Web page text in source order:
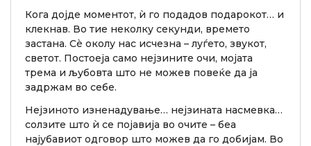
Кога дојде моментот, ѝ го подадов подарокот… и
клекнав. Во тие неколку секунди, времето
застана. Сè околу нас исчезна – луѓето, звукот,
светот. Постоеја само нејзините очи, мојата
трема и љубовта што не можев повеќе да ја
задржам во себе.
Нејзиното изненадување… нејзината насмевка…
солзите што ѝ се појавија во очите – беа
најубавиот одговор што можев да го добијам. Во